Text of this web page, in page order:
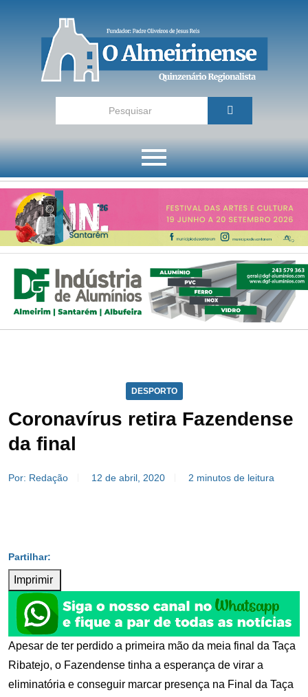
DESPORTO
Coronavírus retira Fazendense
da final
Por: Redação 12 de abril, 2020 2 minutos de leitura
Imprimir
Apesar de ter perdido a primeira mão da meia final da Taça
Ribatejo, o Fazendense tinha a esperança de virar a
eliminatória e conseguir marcar presença na Final da Taça